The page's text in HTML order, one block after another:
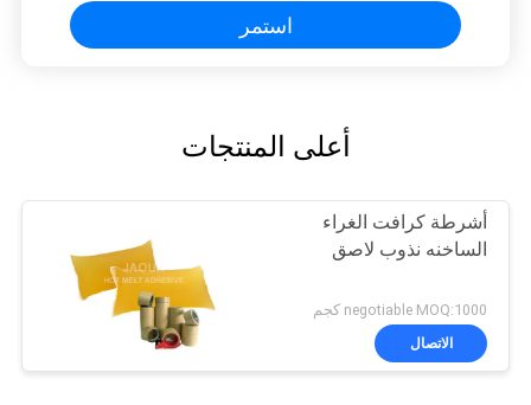
استمر
أعلى المنتجات
أشرطة كرافت الغراء
الساخنه نذوب لاصق
negotiable MOQ:1000 كجم
الاتصال